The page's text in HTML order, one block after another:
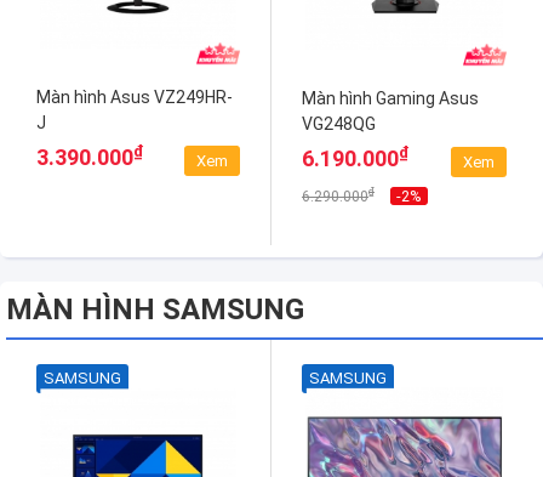
Màn hình Asus VZ249HR-
J
3.390.000₫
Xem
Màn hình Gaming Asus
VG248QG
6.190.000₫
6.290.000₫ -2%
Xem
MÀN HÌNH SAMSUNG
SAMSUNG SAMSUNG